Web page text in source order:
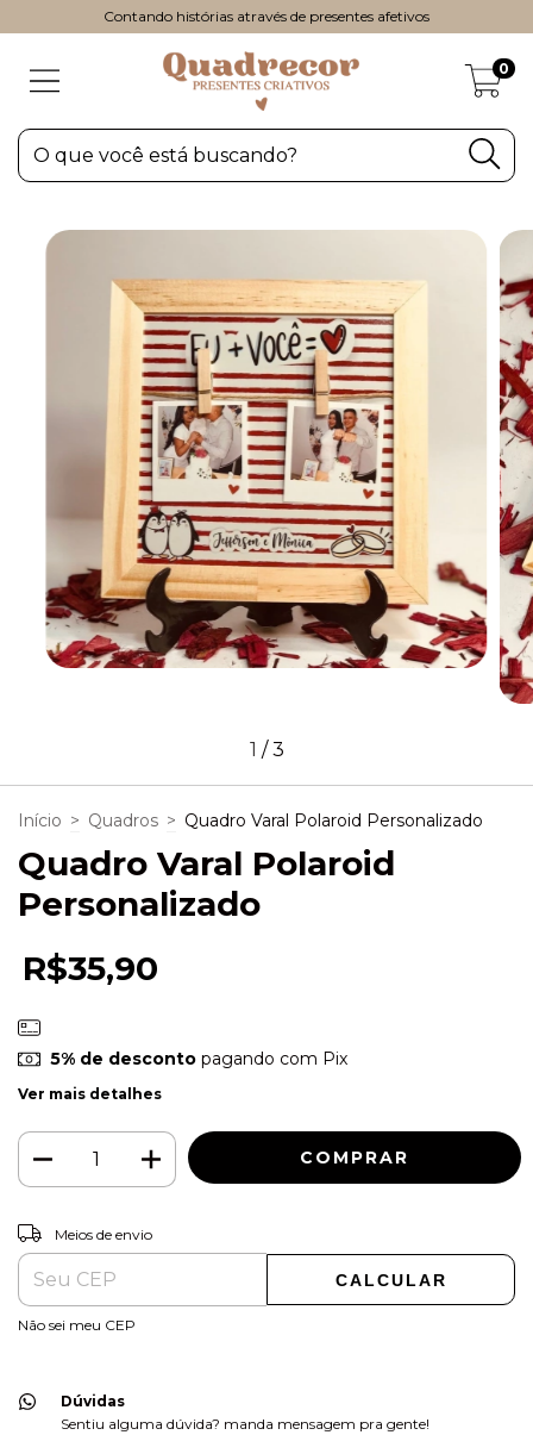
Contando histórias através de presentes afetivos
0
1 /3
Início > Quadros > Quadro Varal Polaroid Personalizado
Quadro Varal Polaroid
Personalizado
R$35,90
5% de descontopagando com Pix
Ver mais detalhes
Entregas para o CEP:
Meios de envio
CALCULAR
Não sei meu CEP
Dúvidas
Sentiu alguma dúvida? manda mensagem pra gente!